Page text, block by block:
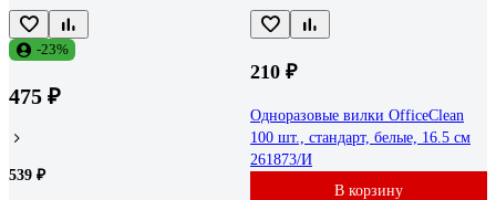
-23%
475 ₽
539 ₽
210 ₽
Одноразовые вилки OfficeClean
100 шт., стандарт, белые, 16.5 см
261873/И
В корзину